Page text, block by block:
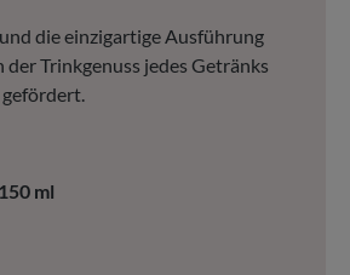
die einzigartige Ausführung
Trinkgenuss jedes Getränks
ml
...